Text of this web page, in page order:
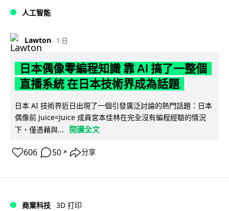
人工智能
Lawton 1 日
日本偶像零編程知識 靠 AI 搞了一整個
直播系統 在日本技術界成為話題
日本 AI 技術界近日出現了一個引發廣泛討論的熱門話題：日本
偶像前 Juice=Juice 成員宮本佳林在完全沒有編程經驗的情況
下，僅憑藉與...
閱讀全文
606 50 ↗ 分享
商業科技 3D 打印